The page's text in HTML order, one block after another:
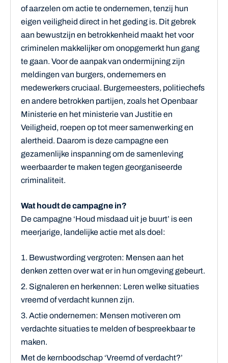
of aarzelen om actie te ondernemen, tenzij hun
eigen veiligheid direct in het geding is. Dit gebrek
aan bewustzijn en betrokkenheid maakt het voor
criminelen makkelijker om onopgemerkt hun gang
te gaan. Voor de aanpak van ondermijning zijn
meldingen van burgers, ondernemers en
medewerkers cruciaal. Burgemeesters, politiechefs
en andere betrokken partijen, zoals het Openbaar
Ministerie en het ministerie van Justitie en
Veiligheid, roepen op tot meer samenwerking en
alertheid. Daarom is deze campagne een
gezamenlijke inspanning om de samenleving
weerbaarder te maken tegen georganiseerde
criminaliteit.
Wat houdt de campagne in?
De campagne ‘Houd misdaad uit je buurt’ is een
meerjarige, landelijke actie met als doel:
Bewustwording vergroten: Mensen aan het
denken zetten over wat er in hun omgeving gebeurt.
Signaleren en herkennen: Leren welke situaties
vreemd of verdacht kunnen zijn.
Actie ondernemen: Mensen motiveren om
verdachte situaties te melden of bespreekbaar te
maken.
Met de kernboodschap ‘Vreemd of verdacht?’